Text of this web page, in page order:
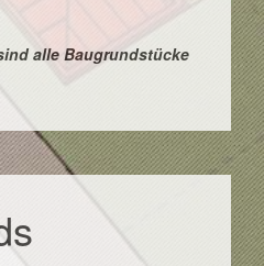
alle Baugrundstücke